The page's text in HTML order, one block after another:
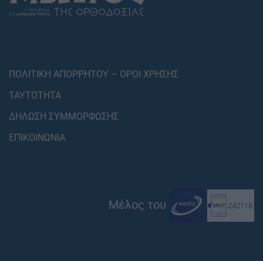
ΠΟΛΙΤΙΚΗ ΑΠΟΡΡΗΤΟΥ – ΟΡΟΙ ΧΡΗΣΗΣ
ΤΑΥΤΟΤΗΤΑ
ΔΗΛΩΣΗ ΣΥΜΜΟΡΦΩΣΗΣ
ΕΠΙΚΟΙΝΩΝΙΑ
Μέλος του